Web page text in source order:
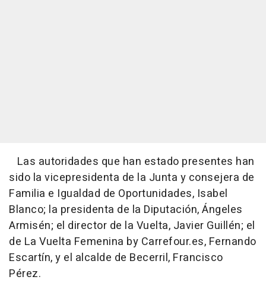
Las autoridades que han estado presentes han
sido la vicepresidenta de la Junta y consejera de
Familia e Igualdad de Oportunidades, Isabel
Blanco; la presidenta de la Diputación, Ángeles
Armisén; el director de la Vuelta, Javier Guillén; el
de La Vuelta Femenina by Carrefour.es, Fernando
Escartín, y el alcalde de Becerril, Francisco
Pérez.